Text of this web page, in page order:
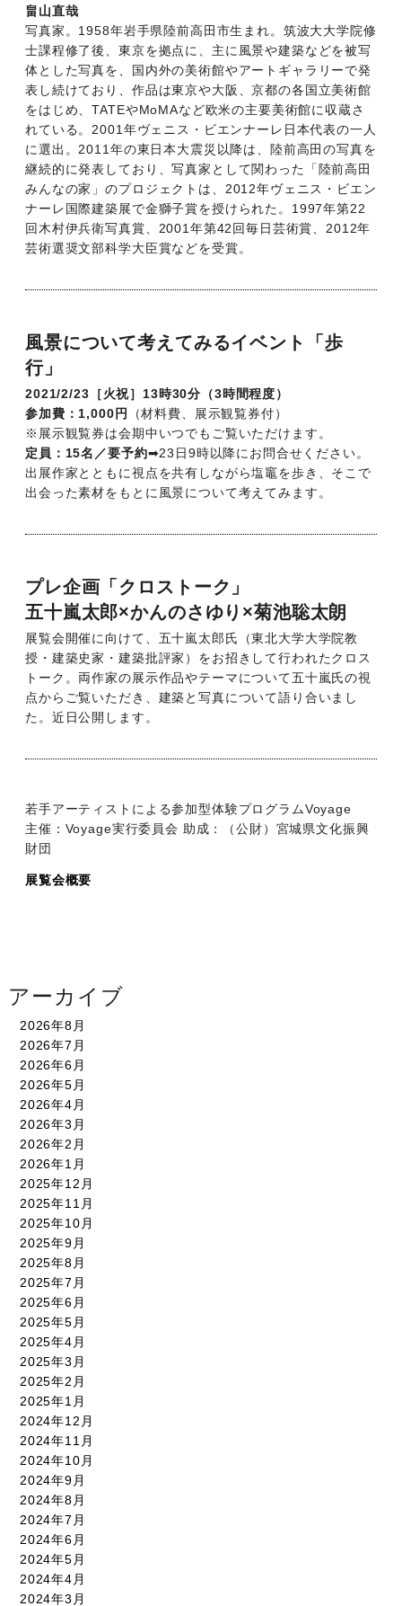
畠山直哉
写真家。1958年岩手県陸前高田市生まれ。筑波大大学院修
士課程修了後、東京を拠点に、主に風景や建築などを被写
体とした写真を、国内外の美術館やアートギャラリーで発
表し続けており、作品は東京や大阪、京都の各国立美術館
をはじめ、TATEやMoMAなど欧米の主要美術館に収蔵さ
れている。2001年ヴェニス・ビエンナーレ日本代表の一人
に選出。2011年の東日本大震災以降は、陸前高田の写真を
継続的に発表しており、写真家として関わった「陸前高田
みんなの家」のプロジェクトは、2012年ヴェニス・ビエン
ナーレ国際建築展で金獅子賞を授けられた。1997年第22
回木村伊兵衛写真賞、2001年第42回毎日芸術賞、2012年
芸術選奨文部科学大臣賞などを受賞。
風景について考えてみるイベント「歩
行」
2021/2/23［火祝］13時30分（3時間程度）
参加費：1,000円
（材料費、展示観覧券付）
※展示観覧券は会期中いつでもご覧いただけます。
定員：15名／要予約➡23日9時以降にお問合せください。
出展作家とともに視点を共有しながら塩竈を歩き、そこで
出会った素材をもとに風景について考えてみます。
プレ企画「クロストーク」
五十嵐太郎×かんのさゆり×菊池聡太朗
展覧会開催に向けて、五十嵐太郎氏（東北大学大学院教
授・建築史家・建築批評家）をお招きして行われたクロス
トーク。両作家の展示作品やテーマについて五十嵐氏の視
点からご覧いただき、建築と写真について語り合いまし
た。近日公開します。
若手アーティストによる参加型体験プログラムVoyage
主催：Voyage実行委員会 助成：（公財）宮城県文化振興
財団
展覧会概要
アーカイブ
2026年8月
2026年7月
2026年6月
2026年5月
2026年4月
2026年3月
2026年2月
2026年1月
2025年12月
2025年11月
2025年10月
2025年9月
2025年8月
2025年7月
2025年6月
2025年5月
2025年4月
2025年3月
2025年2月
2025年1月
2024年12月
2024年11月
2024年10月
2024年9月
2024年8月
2024年7月
2024年6月
2024年5月
2024年4月
2024年3月